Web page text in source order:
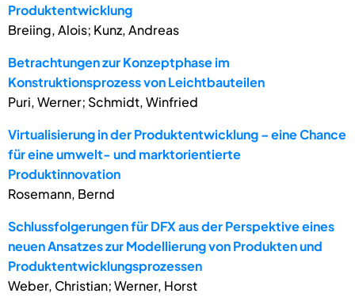
Produktentwicklung
Breiing, Alois; Kunz, Andreas
Betrachtungen zur Konzeptphase im
Konstruktionsprozess von Leichtbauteilen
Puri, Werner; Schmidt, Winfried
Virtualisierung in der Produktentwicklung – eine Chance
für eine umwelt- und marktorientierte
Produktinnovation
Rosemann, Bernd
Schlussfolgerungen für DFX aus der Perspektive eines
neuen Ansatzes zur Modellierung von Produkten und
Produktentwicklungsprozessen
Weber, Christian; Werner, Horst